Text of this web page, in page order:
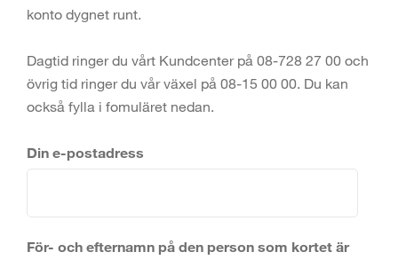
konto dygnet runt.
Dagtid ringer du vårt Kundcenter på 08-728 27 00 och
övrig tid ringer du vår växel på 08-15 00 00. Du kan
också fylla i fomuläret nedan.
Din e-postadress
För- och efternamn på den person som kortet är